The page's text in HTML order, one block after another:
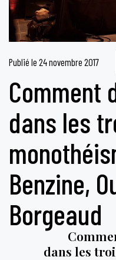
Publié le 24 novembre 2017
Comment
dans les
Benzine,
Borgeaud
dans les